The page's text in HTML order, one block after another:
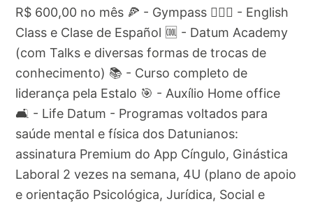
R$ 600,00 no mês 🍕 - Gympass 🏋🏽‍♀️ - English
Class e Clase de Español 🆒 - Datum Academy
(com Talks e diversas formas de trocas de
conhecimento) 📚 - Curso completo de
liderança pela Estalo 🎯 - Auxílio Home office
🛋️ - Life Datum - Programas voltados para
saúde mental e física dos Datunianos:
assinatura Premium do App Cíngulo, Ginástica
Laboral 2 vezes na semana, 4U (plano de apoio
e orientação Psicológica, Jurídica, Social e